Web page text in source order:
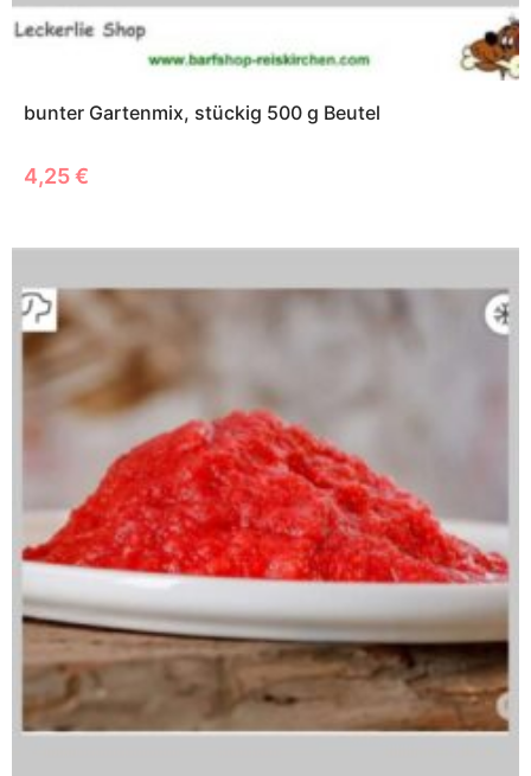
bunter Gartenmix, stückig 500 g Beutel
4,25€